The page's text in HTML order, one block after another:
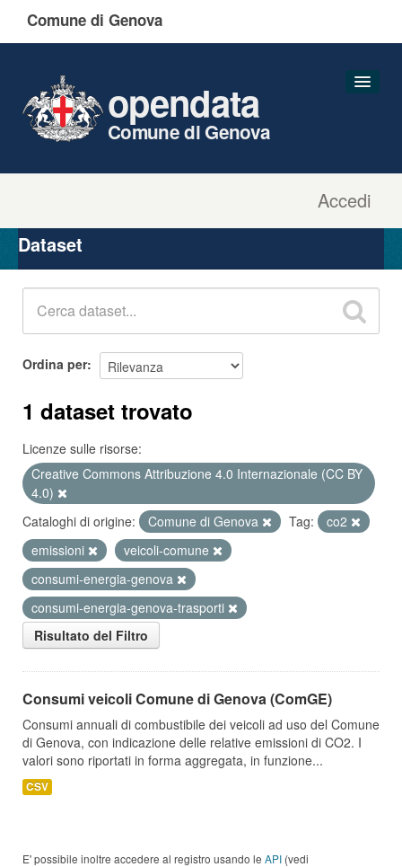
Comune di Genova
Accedi
opendata
Comune di Genova
Organizzazioni
Gruppi
Dataset
Ordina per
1 dataset trovato
Licenze sulle risorse:
Creative Commons Attribuzione 4.0 Internazionale (CC BY
4.0)
Cataloghi di origine:
Comune di Genova Tag:
co2
emissioni
veicoli-comune
consumi-energia-genova
consumi-energia-genova-trasporti
Risultato del Filtro
Consumi veicoli Comune di Genova (ComGE)
Consumi annuali di combustibile dei veicoli ad uso del Comune
di Genova, con indicazione delle relative emissioni di CO2. I
valori sono riportati in forma aggregata, in funzione...
CSV
E' possibile inoltre accedere al registro usando le API (vedi